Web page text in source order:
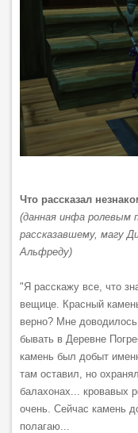
Что рассказал
(данная инфа ролевым
рассказавшему, магу
Альфреду)
"Я расскажу все, что
вещице. Красный
верно? Мне
бывать в Деревне
камень был добыт
там оставил, но
балахонах... кровавых
очень. Сейчас камень
полагаю...